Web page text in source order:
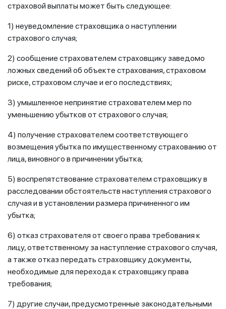
страховой выплаты может быть следующее:
1) неуведомление страховщика о наступлении
страхового случая;
2) сообщение страхователем страховщику заведомо
ложных сведений об объекте страхования, страховом
риске, страховом случае и его последствиях;
3) умышленное непринятие страхователем мер по
уменьшению убытков от страхового случая;
4) получение страхователем соответствующего
возмещения убытка по имущественному страхованию от
лица, виновного в причинении убытка;
5) воспрепятствование страхователем страховщику в
расследовании обстоятельств наступления страхового
случая и в установлении размера причиненного им
убытка;
6) отказ страхователя от своего права требования к
лицу, ответственному за наступление страхового случая,
а также отказ передать страховщику документы,
необходимые для перехода к страховщику права
требования;
7) другие случаи, предусмотренные законодательными